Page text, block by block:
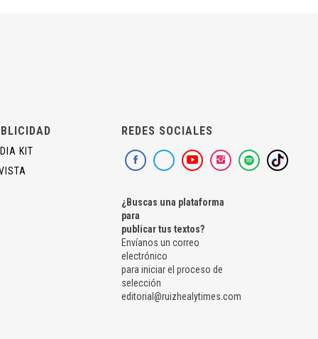
KIT
REDES SOCIALES
¿Buscas una plataforma
para
publicar tus textos?
Envíanos un correo
electrónico
para iniciar el proceso de
selección
editorial@ruizhealytimes.com